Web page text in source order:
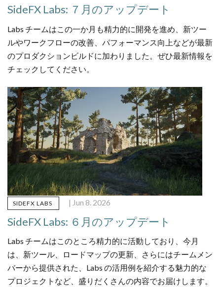
SideFX Labs: ７月のアップデート
Labs チームはこの一か月も精力的に開発を進め、新ツー
ルやワークフローの改善、パフォーマンス向上などが最新
のプロダクションビルドに加わりました。ぜひ最新情報を
チェックしてください。
SIDEFX LABS | Jun 8. 2026
SideFX Labs: ６月のアップデート
Labs チームはこのところ精力的に活動しており、今月
は、新ツール、ロードマップの更新、さらにはチームメン
バーから提供された、Labs の活用例を紹介する魅力的な
プロジェクトなど、盛りだくさんの内容でお届けします。